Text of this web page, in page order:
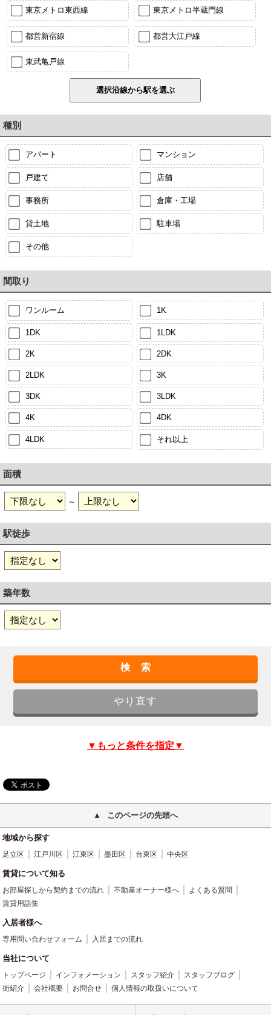
東京メトロ東西線 東京メトロ半蔵門線
都営新宿線 都営大江戸線
東武亀戸線
種別
アパート マンション
戸建て 店舗
事務所 倉庫・工場
貸土地 駐車場
その他
間取り
ワンルーム 1K
1DK 1LDK
2K 2DK
2LDK 3K
3DK 3LDK
4K 4DK
4LDK それ以上
面積
～
駅徒歩
築年数
▼もっと条件を指定▼
このページの先頭へ
地域から探す
足立区 江戸川区 江東区 墨田区 台東区 中央区
賃貸について知る
お部屋探しから契約までの流れ 不動産オーナー様へ
よくある質問
賃貸用語集
入居者様へ
専用問い合わせフォーム 入居までの流れ
当社について
トップページ インフォメーション スタッフ紹介
スタッフブログ
街紹介
会社概要 お問合せ 個人情報の取扱いについて